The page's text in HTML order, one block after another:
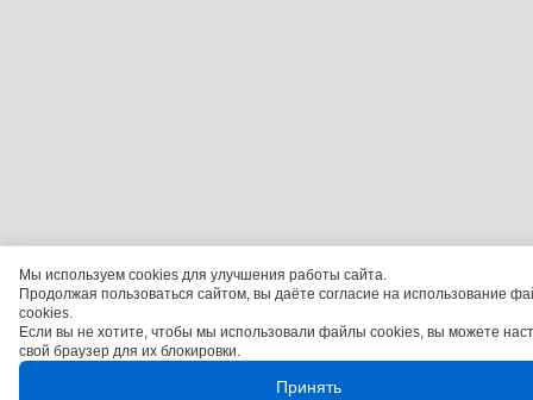
Мы используем cookies для улучшения работы сайта.
Продолжая пользоваться сайтом, вы даёте согласие на использование
cookies.
Если вы не хотите, чтобы мы использовали файлы cookies, вы можете
свой браузер для их блокировки.
Принять